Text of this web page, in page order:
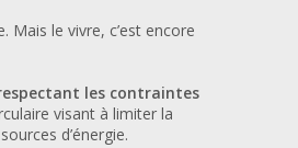
Mais le vivre, c’est encore
les contraintes
visant à limiter la
d’énergie.